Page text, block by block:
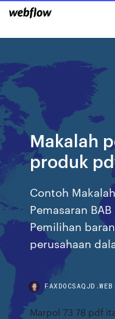
Makalah
produk
Contoh
Pemasaran BAB
Pemilihan
perusahaan
Marpol 73 78 pdf